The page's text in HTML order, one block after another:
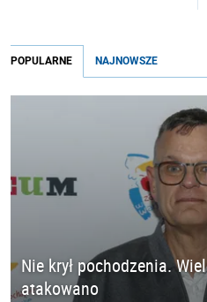
POPULARNE NAJNOWSZE
Nie krył pochodzenia.
atakowano